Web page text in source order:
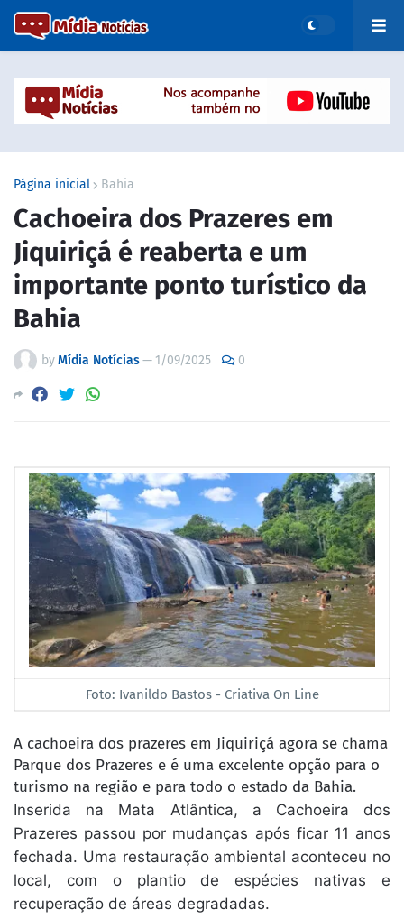
Página inicial Bahia
Cachoeira dos Prazeres em
Jiquiriçá é reaberta e um
importante ponto turístico da
Bahia
byMídia Notícias— 1/09/2025 0
Foto: Ivanildo Bastos - Criativa On Line
A cachoeira dos prazeres em Jiquiriçá agora se chama
Parque dos Prazeres e é uma excelente opção para o
turismo na região e para todo o estado da Bahia.
Inserida na Mata Atlântica, a Cachoeira dos
Prazeres passou por mudanças após ficar 11 anos
fechada. Uma restauração ambiental aconteceu no
local, com o plantio de espécies nativas e
recuperação de áreas degradadas.